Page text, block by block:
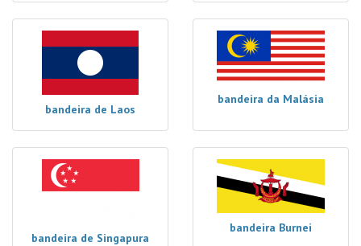
bandeira de Laos
bandeira da Malásia
bandeira de Singapura
bandeira Burnei